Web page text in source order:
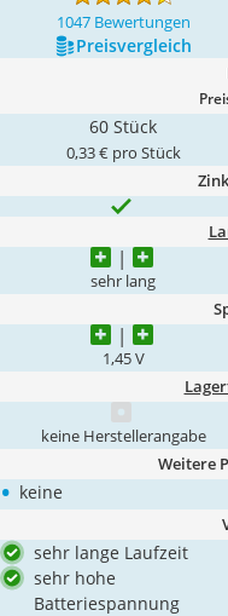
1047 Bewertungen
Preis­vergleich
60 Stück
0,33 € pro Stück
sehr lang
1,45 V
keine Herstellerangabe
Weitere
• keine
sehr lange Laufzeit
sehr hohe
Batteriespannung